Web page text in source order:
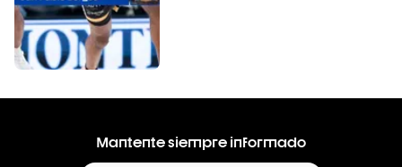
Mantente siempre informado